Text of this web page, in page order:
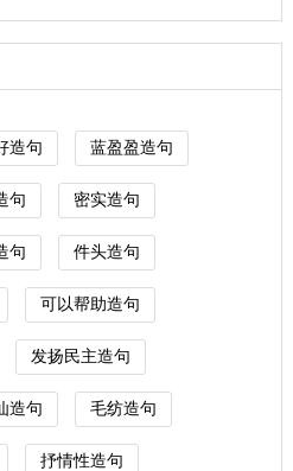
造句 蓝盈盈造句
句 密实造句
句 件头造句
可以帮助造句
发扬民主造句
造句 毛纺造句
抒情性造句